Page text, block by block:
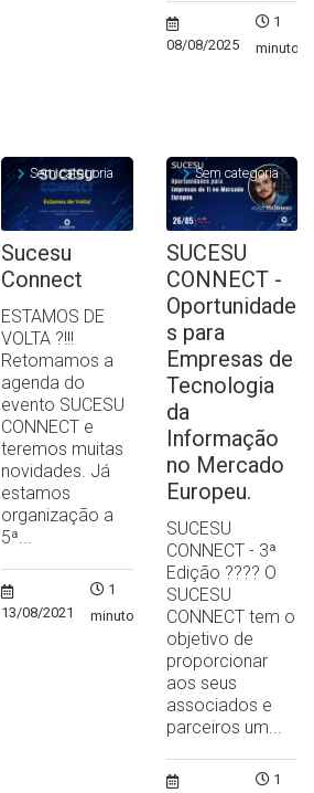
08/08/2025
1
minuto
Sem categoria
Sucesu
Connect
ESTAMOS DE
VOLTA ?!!!
Retomamos a
agenda do
evento SUCESU
CONNECT e
teremos muitas
novidades. Já
estamos
organização a
5ª...
13/08/2021
1
minuto
Sem categoria
SUCESU
CONNECT -
Oportunidade
s para
Empresas de
Tecnologia
da
Informação
no Mercado
Europeu.
SUCESU
CONNECT - 3ª
Edição ?‍??‍? O
SUCESU
CONNECT tem o
objetivo de
proporcionar
aos seus
associados e
parceiros um...
1